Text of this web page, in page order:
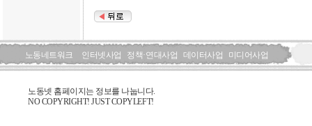
노동네트워크 인터넷사업 정책·연대사업 데이터사업 미디어사업
노동넷 홈페이지는 정보를 나눕니다.
NO COPYRIGHT! JUST COPYLEFT!